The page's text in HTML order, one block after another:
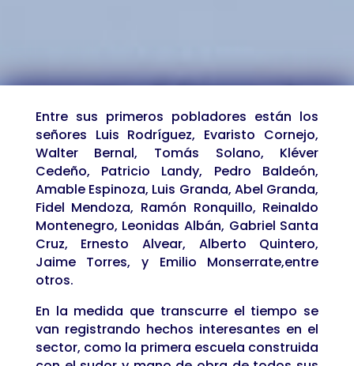
Entre sus primeros pobladores están los
señores Luis Rodríguez, Evaristo Cornejo,
Walter Bernal, Tomás Solano, Kléver
Cedeño, Patricio Landy, Pedro Baldeón,
Amable Espinoza, Luis Granda, Abel Granda,
Fidel Mendoza, Ramón Ronquillo, Reinaldo
Montenegro, Leonidas Albán, Gabriel Santa
Cruz, Ernesto Alvear, Alberto Quintero,
Jaime Torres, y Emilio Monserrate,entre
otros.
En la medida que transcurre el tiempo se
van registrando hechos interesantes en el
sector, como la primera escuela construida